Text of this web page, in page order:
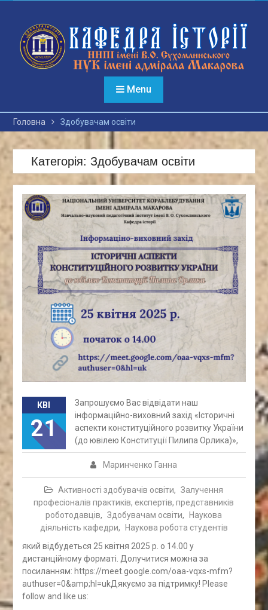
вмісту
Menu
Головна Здобувачам освіти
Категорія: Здобувачам освіти
КВІ
21
Маринченко Ганна
Активності здобувачів освіти, Залучення
професіоналів практиків, експертів, представників
роботодавців, Здобувачам освіти,
Наукова
діяльність кафедри, Наукова робота студентів
Запрошуємо Вас відвідати наш
інформаційно-виховний захід «Історичні
аспекти конституційного розвитку України
(до ювілею Конституції Пилипа Орлика)»,
який відбудеться 25 квітня 2025 р. о 14.00 у
дистанційному форматі. Долучитися можна за
посиланням: https://meet.google.com/oaa-vqxs-mfm?
authuser=0&amp;hl=ukДякуємо за підтримку! Please
follow and like us: